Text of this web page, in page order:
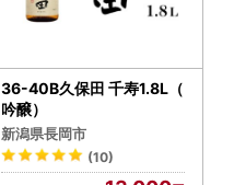
36-40B久保田 千寿1.8L（
吟醸）
新潟県長岡市
(10)